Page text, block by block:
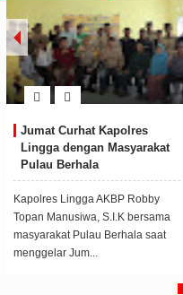
Peringati HUT ke 78 Korps
Marinir, Puslatpur Marinir 9
Dabo Singkep Gelar
Kegiatan Camping Ground
LINGGA, Realitasnews.com –
Kegiatan Camping Ground yang
digelar Puslatpur Marinir 9 Dabo
Singkep dal...